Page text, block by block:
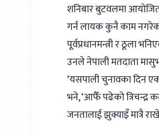
शनिबार बुटवलमा आयोजित
गर्न लायक कुनै काम
पूर्वप्रधानमन्त्री र ठूला
उनले नेपाली मतदाता
‘यसपाली चुनावका दिन
भने, ‘आफैँ पढेको त्रिचन्द्र
जनतालाई झुक्याइँ मात्रै